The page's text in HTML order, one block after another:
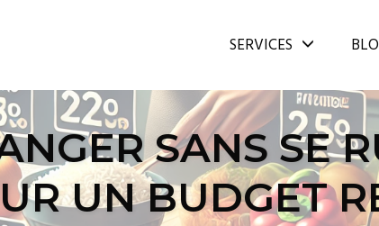
SERVICES
SANS SE
UN BUDGET